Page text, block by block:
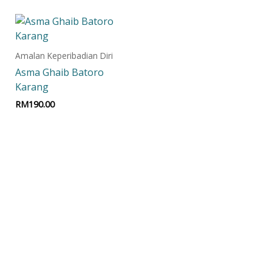
Amalan Keperibadian Diri
Asma Ghaib Batoro
Karang
RM190.00